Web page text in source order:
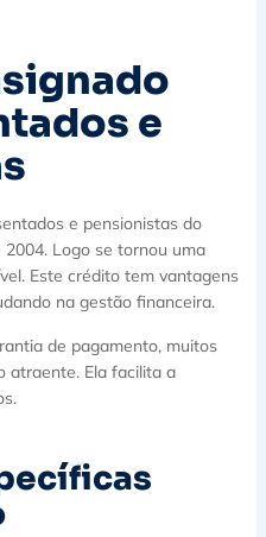
e
e pensionistas do
Logo se tornou uma
Este crédito tem vantagens
na gestão financeira.
de pagamento, muitos
atraente. Ela facilita a